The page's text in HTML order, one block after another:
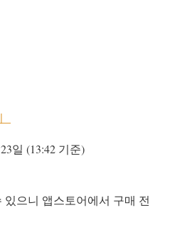
일 (13:42 기준)
으니 앱스토어에서 구매 전